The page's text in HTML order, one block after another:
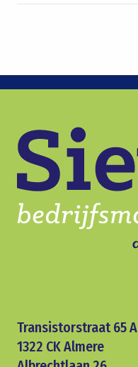
Transistorstraat 65 A
1322 CK Almere